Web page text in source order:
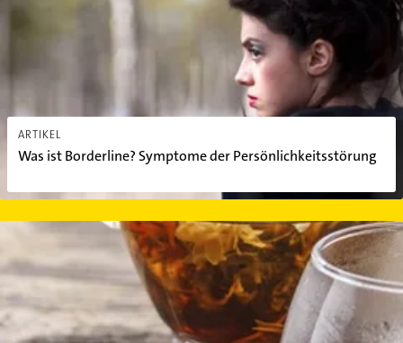
ARTIKEL
Was ist Borderline? Symptome der Persönlichkeitsstörung
Entspannt durch den Tag: Die richtigen Getränke